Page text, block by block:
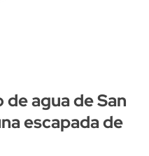
agua de San
escapada de